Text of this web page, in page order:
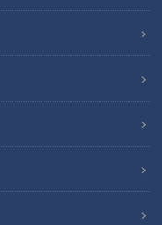
ちが海を渡って駆けつけ